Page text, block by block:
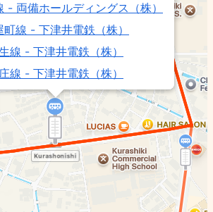
- 両備ホールディングス（株）
町線 - 下津井電鉄（株）
線 - 下津井電鉄（株）
線 - 下津井電鉄（株）